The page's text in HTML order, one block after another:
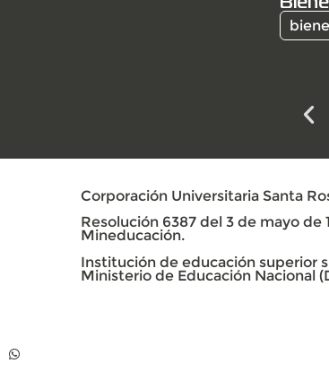
Corporación Universitaria Santa
Resolución 6387 del 3 de mayo
Mineducación.
Institución de educación superior
Ministerio de Educación Nacional